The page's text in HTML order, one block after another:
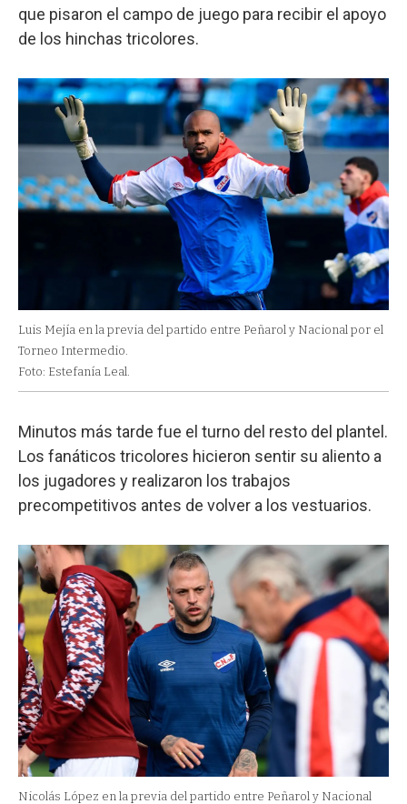
que pisaron el campo de juego para recibir el apoyo
de los hinchas tricolores.
Luis Mejía en la previa del partido entre Peñarol y Nacional por el
Torneo Intermedio.
Foto: Estefanía Leal.
Minutos más tarde fue el turno del resto del plantel.
Los fanáticos tricolores hicieron sentir su aliento a
los jugadores y realizaron los trabajos
precompetitivos antes de volver a los vestuarios.
Nicolás López en la previa del partido entre Peñarol y Nacional